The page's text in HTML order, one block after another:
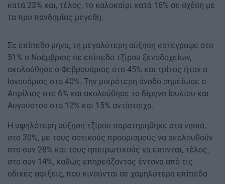
κατά 23% και, τέλος, το καλοκαίρι κατά 16% σε σχέση με
τα προ πανδημίας μεγέθη.
Σε επίπεδο μήνα, τη μεγαλύτερη αύξηση κατέγραψε στο
51% ο Νοέμβριος σε επίπεδο τζίρου ξενοδοχείων,
ακολούθησε ο Φεβρουάριος στο 45% και τρίτος ήταν ο
Ιανουάριος στο 40%. Την μικρότερη άνοδο σημείωσε ο
Απρίλιος στο 6% και ακολούθησε το δίμηνο Ιουλίου και
Αυγούστου στο 12% και 15% αντίστοιχα.
Η υψηλότερη αύξηση τζίρου παρατηρήθηκε στα νησιά,
στο 30%, με τους αστικούς προορισμούς να ακολουθούν
στο συν 28% και τους ηπειρωτικούς να έπονται, τέλος,
στο συν 14%, καθώς επηρεάζοντας έντονα από τις
οδικές αφίξεις, που κινούνται σε χαμηλότερα επίπεδα.